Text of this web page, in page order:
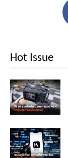
Hot Issue